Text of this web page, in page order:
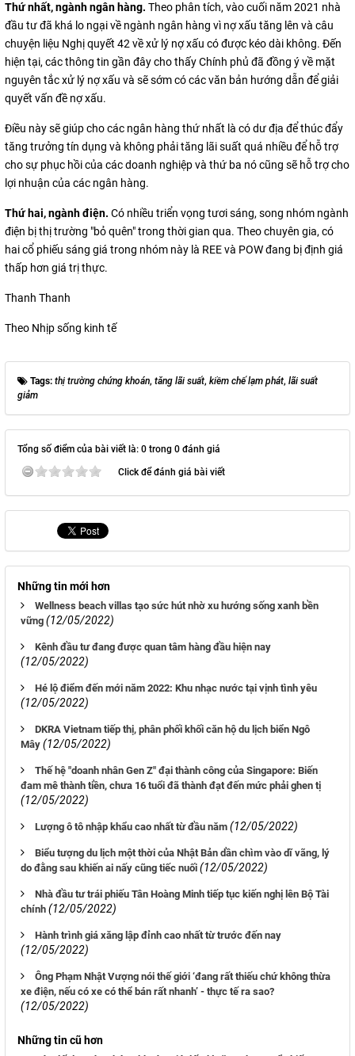
Thứ nhất, ngành ngân hàng. Theo phân tích, vào cuối năm 2021 nhà
đầu tư đã khá lo ngại về ngành ngân hàng vì nợ xấu tăng lên và câu
chuyện liệu Nghị quyết 42 về xử lý nợ xấu có được kéo dài không. Đến
hiện tại, các thông tin gần đây cho thấy Chính phủ đã đồng ý về mặt
nguyên tắc xử lý nợ xấu và sẽ sớm có các văn bản hướng dẫn để giải
quyết vấn đề nợ xấu.
Điều này sẽ giúp cho các ngân hàng thứ nhất là có dư địa để thúc đẩy
tăng trưởng tín dụng và không phải tăng lãi suất quá nhiều để hỗ trợ
cho sự phục hồi của các doanh nghiệp và thứ ba nó cũng sẽ hỗ trợ cho
lợi nhuận của các ngân hàng.
Thứ hai, ngành điện. Có nhiều triển vọng tươi sáng, song nhóm ngành
điện bị thị trường "bỏ quên" trong thời gian qua. Theo chuyên gia, có
hai cổ phiếu sáng giá trong nhóm này là REE và POW đang bị định giá
thấp hơn giá trị thực.
Thanh Thanh
Theo Nhịp sống kinh tế
Tags: thị trường chứng khoán, tăng lãi suất, kiềm chế lạm phát, lãi suất
giảm
Tổng số điểm của bài viết là: 0 trong 0 đánh giá
Click để đánh giá bài viết
Những tin mới hơn
Wellness beach villas tạo sức hút nhờ xu hướng sống xanh bền
vững (12/05/2022)
Kênh đầu tư đang được quan tâm hàng đầu hiện nay
(12/05/2022)
Hé lộ điểm đến mới năm 2022: Khu nhạc nước tại vịnh tình yêu
(12/05/2022)
DKRA Vietnam tiếp thị, phân phối khối căn hộ du lịch biển Ngô
Mây (12/05/2022)
Thế hệ "doanh nhân Gen Z" đại thành công của Singapore: Biến
đam mê thành tiền, chưa 16 tuổi đã thành đạt đến mức phải ghen tị
(12/05/2022)
Lượng ô tô nhập khẩu cao nhất từ đầu năm (12/05/2022)
Biểu tượng du lịch một thời của Nhật Bản dần chìm vào dĩ vãng, lý
do đằng sau khiến ai nấy cũng tiếc nuối (12/05/2022)
Nhà đầu tư trái phiếu Tân Hoàng Minh tiếp tục kiến nghị lên Bộ Tài
chính (12/05/2022)
Hành trình giá xăng lập đỉnh cao nhất từ trước đến nay
(12/05/2022)
Ông Phạm Nhật Vượng nói thế giới ‘đang rất thiếu chứ không thừa
xe điện, nếu có xe có thể bán rất nhanh’ - thực tế ra sao?
(12/05/2022)
Những tin cũ hơn